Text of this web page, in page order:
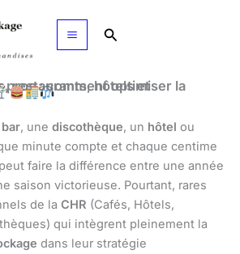
Rechercher
optimiser la livraison aux bars, restaurants, hôtels et
bar, une discothèque, un hôtel ou
minute compte et chaque centime
faire la différence entre une année
saison victorieuse. Pourtant, rares
de la CHR (Cafés, Hôtels,
qui intègrent pleinement la
dans leur stratégie